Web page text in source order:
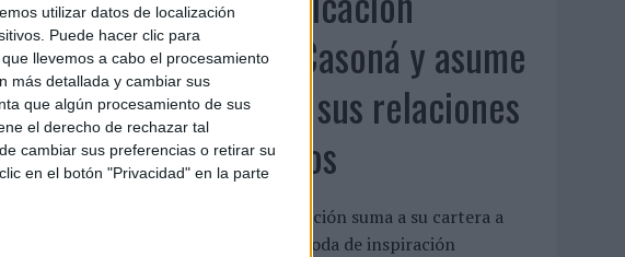
utilizar datos de localización
Puede hacer clic para
llevemos a cabo el procesamiento
más detallada y cambiar sus
que algún procesamiento de sus
el derecho de rechazar tal
cambiar sus preferencias o retirar su
en el botón "Privacidad" en la parte
del Pozo,
incorpora a Casoná y asume
la gestión de sus relaciones
con los medios
La agencia de comunicación suma a su cartera a
Casoná, una firma de moda de inspiración